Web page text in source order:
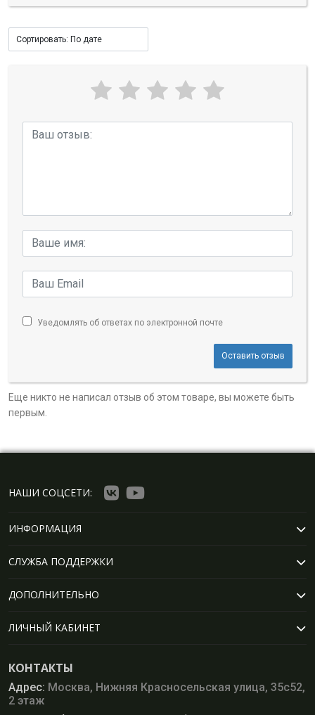
Уведомлять об ответах по электронной почте
Оставить отзыв
Еще никто не написал отзыв об этом товаре, вы можете быть
первым.
НАШИ СОЦСЕТИ:
ИНФОРМАЦИЯ
СЛУЖБА ПОДДЕРЖКИ
ДОПОЛНИТЕЛЬНО
ЛИЧНЫЙ КАБИНЕТ
КОНТАКТЫ
Адрес: Москва, Нижняя Красносельская улица, 35с52,
2 этаж